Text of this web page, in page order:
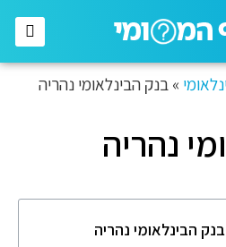
» בנק הבינלאומי נהריה
נהריה
הבינלאומי נהריה